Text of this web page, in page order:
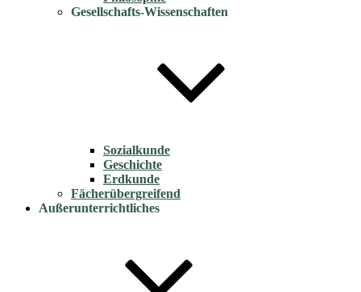
Gesellschafts-Wissenschaften
Sozialkunde
Geschichte
Erdkunde
Fächerübergreifend
Außerunterrichtliches